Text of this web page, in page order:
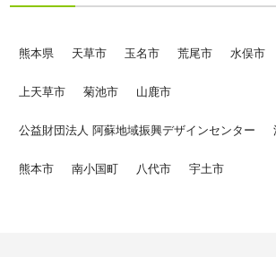
熊本県 天草市 玉名市 荒尾市 水俣市
上天草市 菊池市 山鹿市
公益財団法人 阿蘇地域振興デザインセンター
熊本市 南小国町 八代市 宇土市